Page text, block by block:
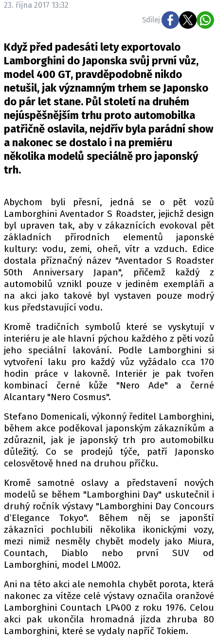
TISKOVKY
ROZHOVORY
DAKAR
Z DOMOVA
ZE SVĚTA
MOTORSPORT
PIT LANE
ČEŠI V AKCI
SLEDUJTE NÁS NA|
Máte příběh, fotku nebo video?
Pošlete e-mail na autoroad.cz
ETICKÝ KODEX
KONTAKT
VYDAVATEL
INZERCE
OSOBNÍ ÚDAJE / COOKIES
Provozovatelem serveru autoroad.cz je
INCORP MEDIA GROUP s.r.o., IČ: 118 23 054
23. října 2017 13:32
Sdílej:
Když před padesáti lety exportovalo
Lamborghini do Japonska svůj první vůz,
model 400 GT, pravděpodobně nikdo
netušil, jak významným trhem se Japonsko
do pár let stane. Půl století na druhém
nejúspěšnějším trhu proto automobilka
patřičně oslavila, nejdřív byla parádní show
a nakonec se dostalo i na premiéru
několika modelů speciálně pro japonský
trh.
Abychom byli přesní, jedná se o pět vozů
Lamborghini Aventador S Roadster, jejichž design
byl upraven tak, aby v zákaznících evokoval pět
základních přírodních elementů japonské
kultury: vodu, zemi, oheň, vítr a vzduch. Edice
dostala příznačný název "Aventador S Roadster
50th Anniversary Japan", přičemž každý z
automobilů vznikl pouze v jediném exempláři a
na akci jako takové byl vystaven pouze modrý
kus představující vodu.
Kromě tradičních symbolů které se vyskytují v
interiéru je ale hlavní pýchou každého z pěti vozů
jeho speciální lakování. Podle Lamborghini si
vytvoření laku pro každý vůz vyžádalo cca 170
hodin práce v lakovně. Interiér je pak tvořen
kombinací černé kůže "Nero Ade" a černé
Alcantary "Nero Cosmus".
Stefano Domenicali, výkonný ředitel Lamborghini,
během akce poděkoval japonským zákazníkům a
zdůraznil, jak je japonský trh pro automobilku
důležitý. Co se prodejů týče, patří Japonsko
celosvětově hned na druhou příčku.
Kromě samotné oslavy a představení nových
modelů se během "Lamborghini Day" uskutečnil i
druhý ročník výstavy "Lamborghini Day Concours
d’Elegance Tokyo". Během něj se japonští
zákazníci pochlubili několika ikonickými vozy,
mezi nimiž nesměly chybět modely jako Miura,
Countach, Diablo nebo první SUV od
Lamborghini, model LM002.
Ani na této akci ale nemohla chybět porota, která
nakonec za vítěze celé výstavy označila oranžové
Lamborghini Countach LP400 z roku 1976. Celou
akci pak ukončila hromadná jízda zhruba 80
Lamborghini, které se vydaly napříč Tokiem.